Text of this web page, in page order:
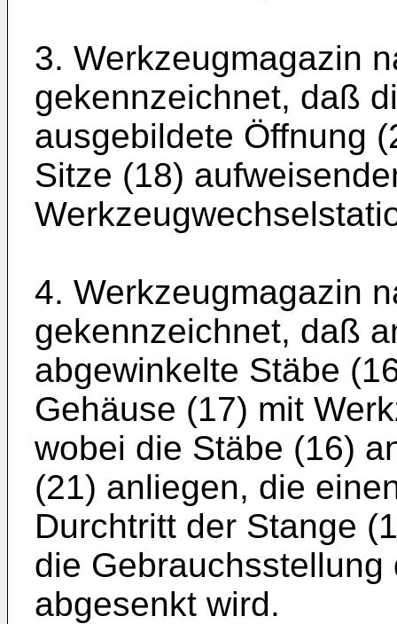
3. Werkzeugmagazin
gekennzeichnet, daß
ausgebildete Öffnung
Sitze (18)
4. Werkzeugmagazin
gekennzeichnet, daß
abgewinkelte Stäbe
Gehäuse (17) mit
wobei die Stäbe (16)
(21) anliegen, die
Durchtritt der Stange
die
abgesenkt wird.